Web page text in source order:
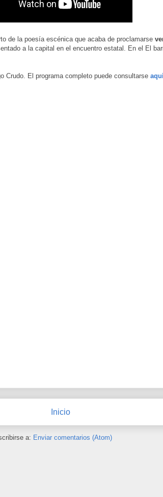
de la poesía escénica que acaba de proclamarse
a la capital en el encuentro estatal. En el El
Crudo. El programa completo puede consultarse
Inicio
a: Enviar comentarios (Atom)